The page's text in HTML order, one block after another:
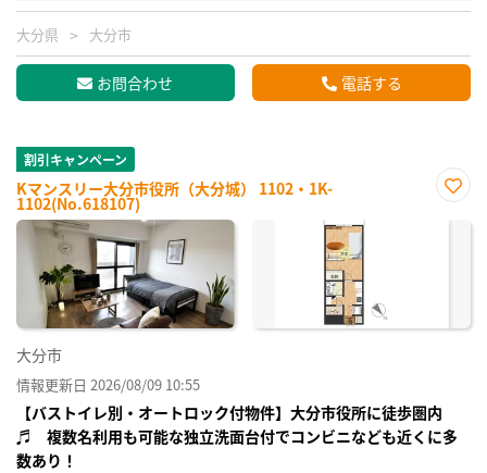
大分県 大分市
お問合わせ 電話する
割引キャンペーン
Kマンスリー大分市役所（大分城） 1102・1K-
1102(No.618107)
に入
大分市
情報更新日 2026/08/09 10:55
【バストイレ別・オートロック付物件】大分市役所に徒歩圏内
♬ 複数名利用も可能な独立洗面台付でコンビニなども近くに多
数あり！